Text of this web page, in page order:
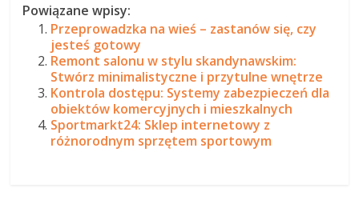
Powiązane wpisy:
Przeprowadzka na wieś – zastanów się, czy
jesteś gotowy
Remont salonu w stylu skandynawskim:
Stwórz minimalistyczne i przytulne wnętrze
Kontrola dostępu: Systemy zabezpieczeń dla
obiektów komercyjnych i mieszkalnych
Sportmarkt24: Sklep internetowy z
różnorodnym sprzętem sportowym